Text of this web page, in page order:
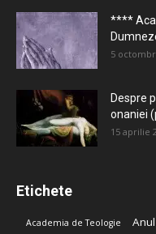
****
5
Despre
onaniei
15 aprilie
Etichete
Academia de Teologie